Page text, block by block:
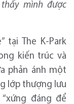
mình được
tại The K-Park
kiến trúc và
phản ánh một
lớp thượng lưu
đáng để